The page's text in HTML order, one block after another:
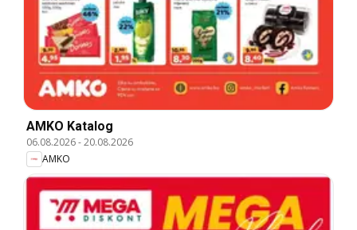
AMKO Katalog
06.08.2026-20.08.2026
AMKO